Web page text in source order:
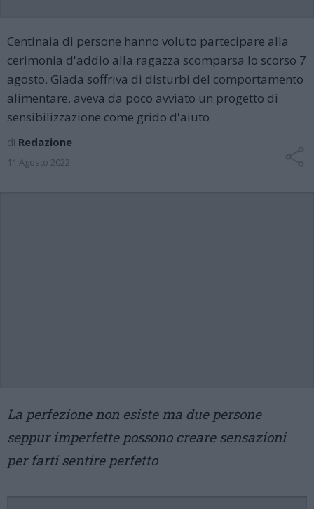
Centinaia di persone hanno voluto partecipare alla
cerimonia d'addio alla ragazza scomparsa lo scorso 7
agosto. Giada soffriva di disturbi del comportamento
alimentare, aveva da poco avviato un progetto di
sensibilizzazione come grido d'aiuto
di Redazione
11 Agosto 2022
La perfezione non esiste ma due persone
seppur imperfette possono creare sensazioni
per farti sentire perfetto